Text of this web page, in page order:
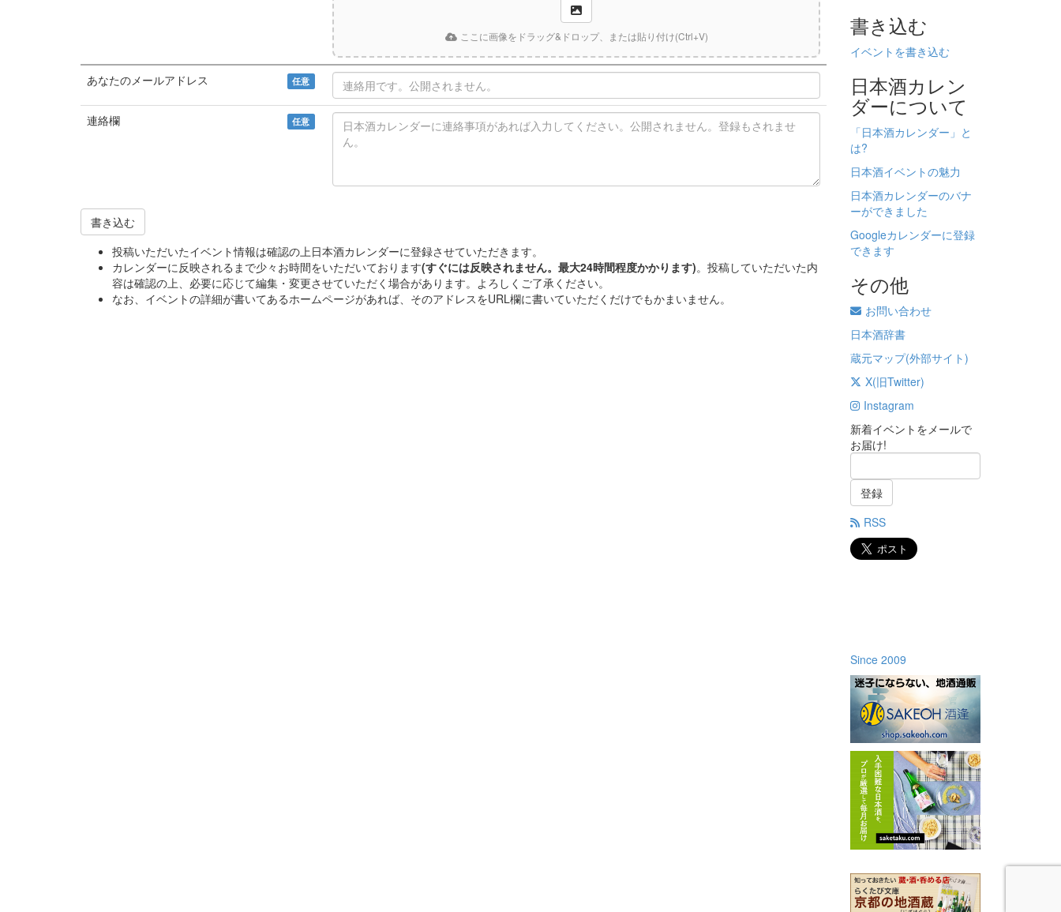
ここに画像をドラッグ&ドロップ、または貼り付け(Ctrl+V)
あなたのメールアドレス 任意
連絡欄 任意
書き込む
投稿いただいたイベント情報は確認の上日本酒カレンダーに登録させていただきます。
カレンダーに反映されるまで少々お時間をいただいております(すぐには反映されません。最大24時間程度かかります)。投稿していただいた内
容は確認の上、必要に応じて編集・変更させていただく場合があります。よろしくご了承ください。
なお、イベントの詳細が書いてあるホームページがあれば、そのアドレスをURL欄に書いていただくだけでもかまいません。
書き込む
イベントを書き込む
日本酒カレン
ダーについて
「日本酒カレンダー」と
は?
日本酒イベントの魅力
日本酒カレンダーのバナ
ーができました
Googleカレンダーに登録
できます
その他
お問い合わせ
日本酒辞書
蔵元マップ(外部サイト)
X(旧Twitter)
Instagram
新着イベントをメールで
お届け!
登録
RSS
Since 2009